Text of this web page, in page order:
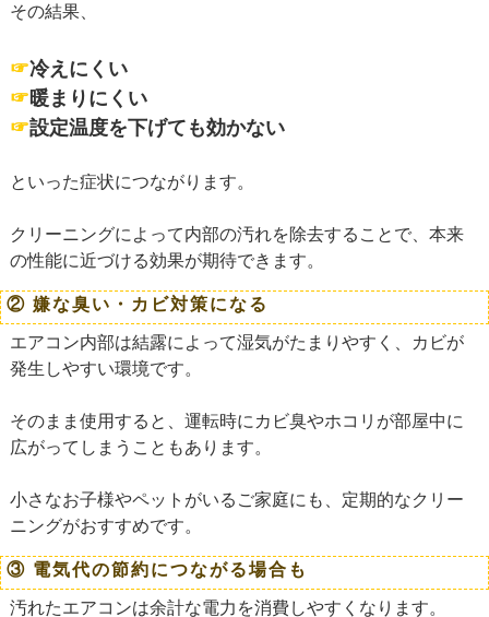
その結果、
☞冷えにくい
☞暖まりにくい
☞設定温度を下げても効かない
といった症状につながります。
クリーニングによって内部の汚れを除去することで、本来
の性能に近づける効果が期待できます。
② 嫌な臭い・カビ対策になる
エアコン内部は結露によって湿気がたまりやすく、カビが
発生しやすい環境です。
そのまま使用すると、運転時にカビ臭やホコリが部屋中に
広がってしまうこともあります。
小さなお子様やペットがいるご家庭にも、定期的なクリー
ニングがおすすめです。
③ 電気代の節約につながる場合も
汚れたエアコンは余計な電力を消費しやすくなります。